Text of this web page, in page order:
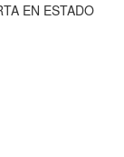
EN ESTADO